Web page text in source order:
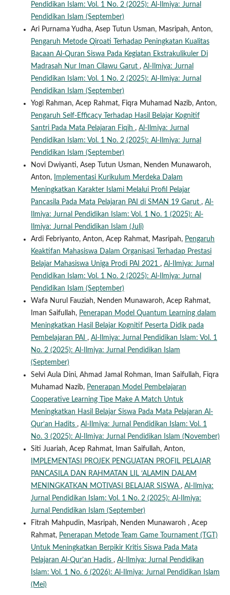
Pendidikan Islam: Vol. 1 No. 2 (2025): Al-Ilmiya: Jurnal
Pendidikan Islam (September)
Ari Purnama Yudha, Asep Tutun Usman, Masripah, Anton,
Pengaruh Metode Qiroati Terhadap Peningkatan Kualitas
Bacaan Al-Quran Siswa Pada Kegiatan Ekstrakulikuler Di
Madrasah Nur Iman Cilawu Garut , Al-Ilmiya: Jurnal
Pendidikan Islam: Vol. 1 No. 2 (2025): Al-Ilmiya: Jurnal
Pendidikan Islam (September)
Yogi Rahman, Acep Rahmat, Fiqra Muhamad Nazib, Anton,
Pengaruh Self-Efficacy Terhadap Hasil Belajar Kognitif
Santri Pada Mata Pelajaran Fiqih , Al-Ilmiya: Jurnal
Pendidikan Islam: Vol. 1 No. 2 (2025): Al-Ilmiya: Jurnal
Pendidikan Islam (September)
Novi Dwiyanti, Asep Tutun Usman, Nenden Munawaroh,
Anton,
Implementasi Kurikulum Merdeka Dalam
Meningkatkan Karakter Islami Melalui Profil Pelajar
Pancasila Pada Mata Pelajaran PAI di SMAN 19 Garut , Al-
Ilmiya: Jurnal Pendidikan Islam: Vol. 1 No. 1 (2025): Al-
Ilmiya: Jurnal Pendidikan Islam (Juli)
Ardi Febriyanto, Anton, Acep Rahmat, Masripah, Pengaruh
Keaktifan Mahasiswa Dalam Organisasi Terhadap Prestasi
Belajar Mahasiswa Uniga Prodi PAI 2021 , Al-Ilmiya: Jurnal
Pendidikan Islam: Vol. 1 No. 2 (2025): Al-Ilmiya: Jurnal
Pendidikan Islam (September)
Wafa Nurul Fauziah, Nenden Munawaroh, Acep Rahmat,
Iman Saifullah, Penerapan Model Quantum Learning dalam
Meningkatkan Hasil Belajar Kognitif Peserta Didik pada
Pembelajaran PAI , Al-Ilmiya: Jurnal Pendidikan Islam: Vol. 1
No. 2 (2025): Al-Ilmiya: Jurnal Pendidikan Islam
(September)
Selvi Aula Dini, Ahmad Jamal Rohman, Iman Saifullah, Fiqra
Muhamad Nazib, Penerapan Model Pembelajaran
Cooperative Learning Tipe Make A Match Untuk
Meningkatkan Hasil Belajar Siswa Pada Mata Pelajaran Al-
Qur’an Hadits , Al-Ilmiya: Jurnal Pendidikan Islam: Vol. 1
No. 3 (2025): Al-Ilmiya: Jurnal Pendidikan Islam (November)
Siti Juariah, Acep Rahmat, Iman Saifullah, Anton,
IMPLEMENTASI PROJEK PENGUATAN PROFIL PELAJAR
PANCASILA DAN RAHMATAN LIL ‘ALAMIN DALAM
MENINGKATKAN MOTIVASI BELAJAR SISWA , Al-Ilmiya:
Jurnal Pendidikan Islam: Vol. 1 No. 2 (2025): Al-Ilmiya:
Jurnal Pendidikan Islam (September)
Fitrah Mahpudin, Masripah, Nenden Munawaroh , Acep
Rahmat, Penerapan Metode Team Game Tournament (TGT)
Untuk Meningkatkan Berpikir Kritis Siswa Pada Mata
Pelajaran Al-Qur’an Hadis , Al-Ilmiya: Jurnal Pendidikan
Islam: Vol. 1 No. 6 (2026): Al-Ilmiya: Jurnal Pendidikan Islam
(Mei)